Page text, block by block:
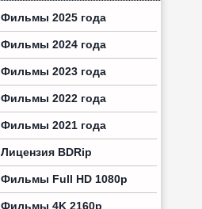
Фильмы 2025 года
Фильмы 2024 года
Фильмы 2023 года
Фильмы 2022 года
Фильмы 2021 года
Лицензия BDRip
Фильмы Full HD 1080p
Фильмы 4K 2160p